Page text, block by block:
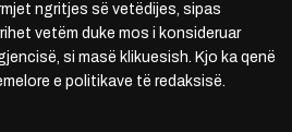
ngritjes së vetëdijes, sipas
vetëm duke mos i konsideruar
si masë klikuesish. Kjo ka qenë
e politikave të redaksisë.